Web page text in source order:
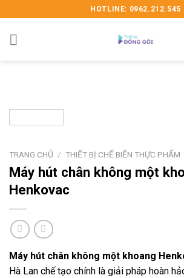
to
content
HOTLINE: 0962.212.545
TRANG CHỦ / THIẾT BỊ CHẾ BIẾN THỰC PHẨM
Máy hút chân không một
Henkovac
Máy hút chân không một khoang
Hà Lan chế tạo chính là giải pháp hoàn